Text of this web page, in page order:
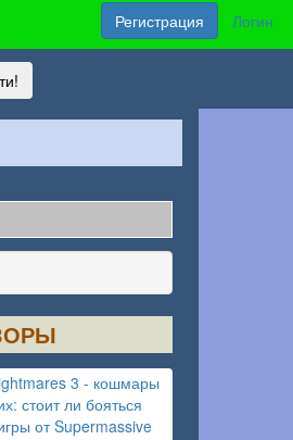
Регистрация Логин
3 - кошмары
стоит ли бояться
от Supermassive